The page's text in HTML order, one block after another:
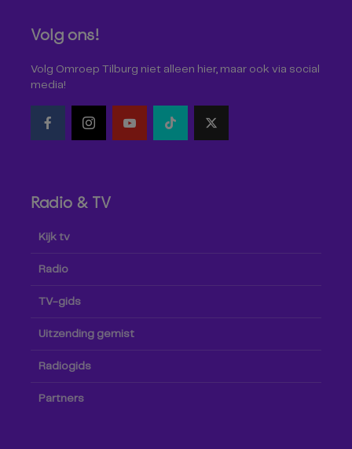
Volg ons!
Volg Omroep Tilburg niet alleen hier, maar ook via social
media!
Radio & TV
Kijk tv
Radio
TV-gids
Uitzending gemist
Radiogids
Partners